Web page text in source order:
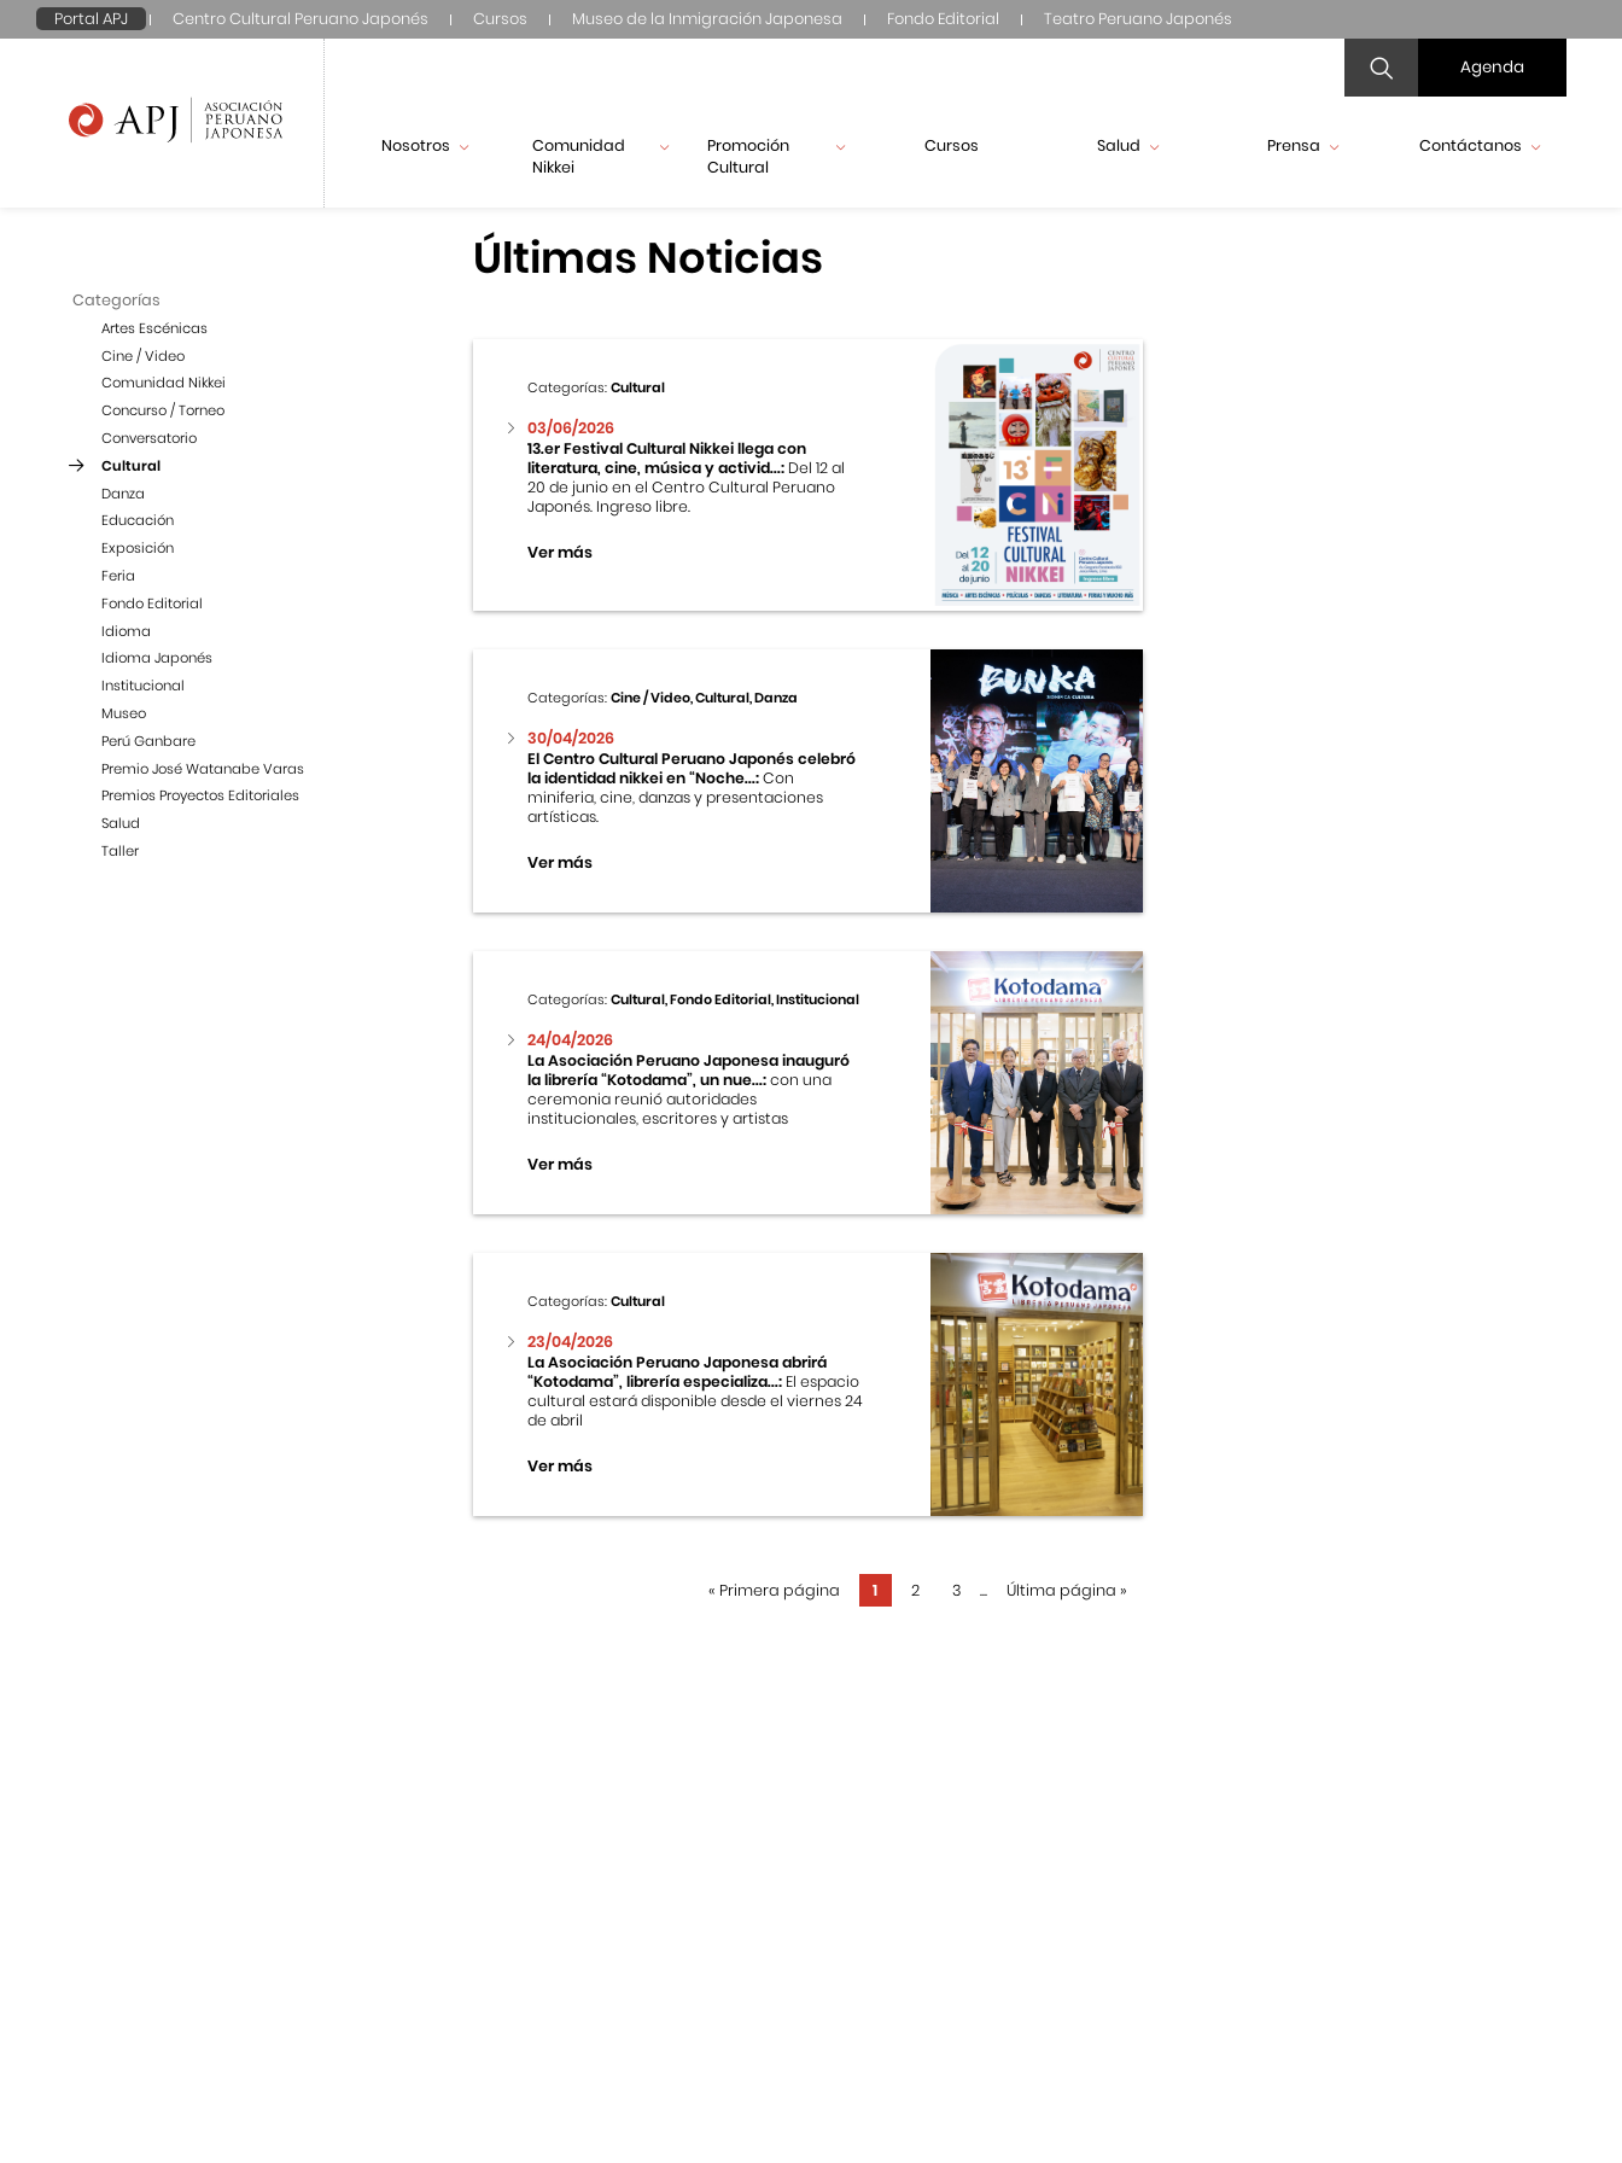
Portal APJ Centro Cultural Peruano Japonés Cursos Museo de la Inmigración Japonesa Fondo Editorial Teatro Peruano Japonés
Agenda
Nosotros
Comunidad
Nikkei
Promoción
Cultural
Cursos Salud Prensa Contáctanos
Categorías
Artes Escénicas
Cine / Video
Comunidad Nikkei
Concurso / Torneo
Conversatorio
Cultural
Danza
Educación
Exposición
Feria
Fondo Editorial
Idioma
Idioma Japonés
Institucional
Museo
Perú Ganbare
Premio José Watanabe Varas
Premios Proyectos Editoriales
Salud
Taller
Últimas Noticias
Categorías:Cultural
03/06/2026
13.er Festival Cultural Nikkei llega con
literatura, cine, música y activid...: Del 12 al
20 de junio en el Centro Cultural Peruano
Japonés. Ingreso libre.
Ver más
Categorías:Cine / Video, Cultural, Danza
30/04/2026
El Centro Cultural Peruano Japonés celebró
la identidad nikkei en “Noche...:Con
miniferia, cine, danzas y presentaciones
artísticas.
Ver más
Categorías:Cultural, Fondo Editorial, Institucional
24/04/2026
La Asociación Peruano Japonesa inauguró
la librería “Kotodama”, un nue...:con una
ceremonia reunió autoridades
institucionales, escritores y artistas
Ver más
Categorías:Cultural
23/04/2026
La Asociación Peruano Japonesa abrirá
“Kotodama”, librería especializa...: El espacio
cultural estará disponible desde el viernes 24
de abril
Ver más
« Primera página 1 2 3 ... Última página »